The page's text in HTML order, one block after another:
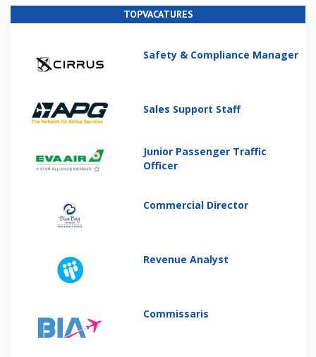
TOPVACATURES
Safety & Compliance Manager
Sales Support Staff
Junior Passenger Traffic
Officer
Commercial Director
Revenue Analyst
Commissaris